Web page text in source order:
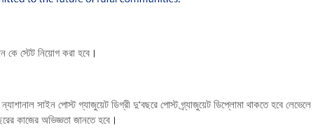
কে স্টেট নিয়োগ করা হবে।
সাইন পোস্ট গ্যাজুয়েট ডিগ্রী দু'বছরে পোস্ট গ্র্যাজুয়েট ডিপ্লোমা থাকতে হবে লেভেলে
কাজের অভিজ্ঞতা জানতে হবে।